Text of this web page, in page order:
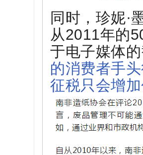
同时，珍妮·
从2011年的
于电子媒体
的消费者手
征税只会增